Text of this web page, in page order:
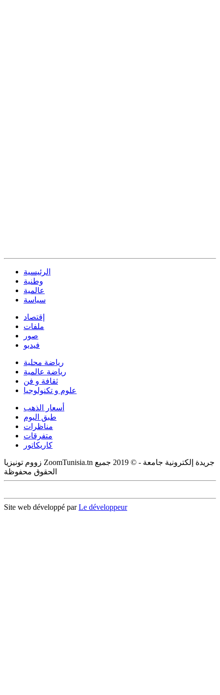
الرئيسية
وطنية
عالمية
سياسة
إقتصاد
ملفات
صور
فيديو
رياضة محلية
رياضة عالمية
ثقافة و فن
علوم و تكنولوجيا
أسعار الذهب
طبق اليوم
مناظرات
متفرقات
كاريكاتور
زووم تونيزيا ZoomTunisia.tn جريدة إلكترونية جامعة - © 2019 جميع
الحقوق محفوظة
Site web développé parLe développeur